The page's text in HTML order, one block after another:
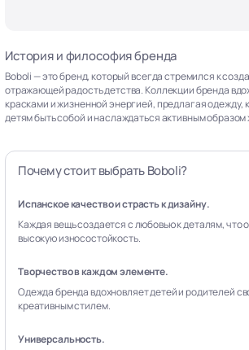
История и философия бренда
Boboli — это бренд, который всегда стремился к
отражающей радость детства. Коллекции бренда
красками и жизненной энергией, предлагая одежду,
детям быть собой и наслаждаться активным образом
Почему стоит выбрать Boboli?
Испанское качество и страсть к дизайну.
Каждая вещь создается с любовью к деталям, что
высокую износостойкость.
Творчество в каждом элементе.
Одежда бренда вдохновляет детей и родителей
креативным стилем.
Универсальность.